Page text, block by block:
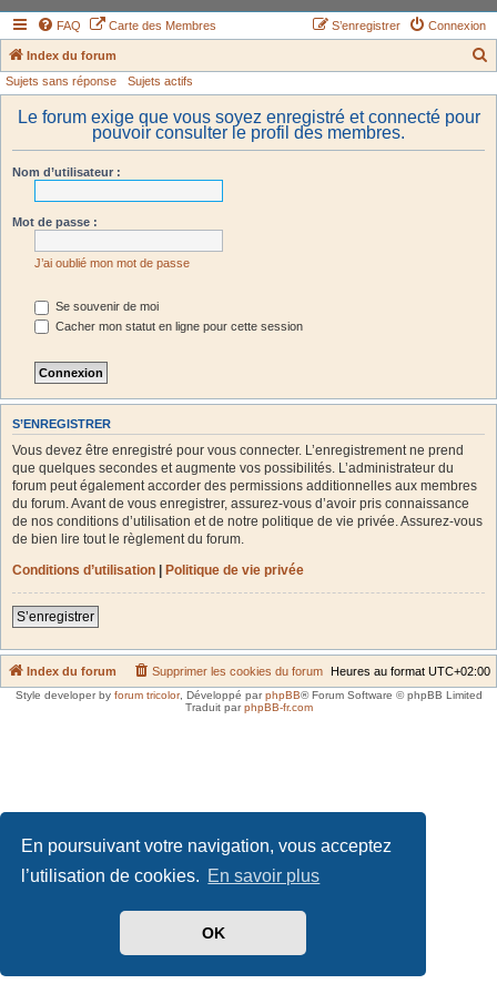
En poursuivant votre navigation, vous acceptez
l’utilisation de cookies. En savoir plus
OK
FAQ Carte des Membres Connexion
S’enregistrer
Index du forum
Sujets sans réponse Sujets actifs
Le forum exige que vous soyez enregistré et connecté pour
pouvoir consulter le profil des membres.
Nom d’utilisateur :
Mot de passe :
J’ai oublié mon mot de passe
Se souvenir de moi
Cacher mon statut en ligne pour cette session
S’ENREGISTRER
Vous devez être enregistré pour vous connecter. L’enregistrement ne prend
que quelques secondes et augmente vos possibilités. L’administrateur du
forum peut également accorder des permissions additionnelles aux membres
du forum. Avant de vous enregistrer, assurez-vous d’avoir pris connaissance
de nos conditions d’utilisation et de notre politique de vie privée. Assurez-vous
de bien lire tout le règlement du forum.
Conditions d’utilisation | Politique de vie privée
S’enregistrer
Index du forum Heures au format UTC+02:00
Supprimer les cookies du forum
Style developer by forum tricolor, Développé parphpBB® Forum Software © phpBB Limited
Traduit parphpBB-fr.com